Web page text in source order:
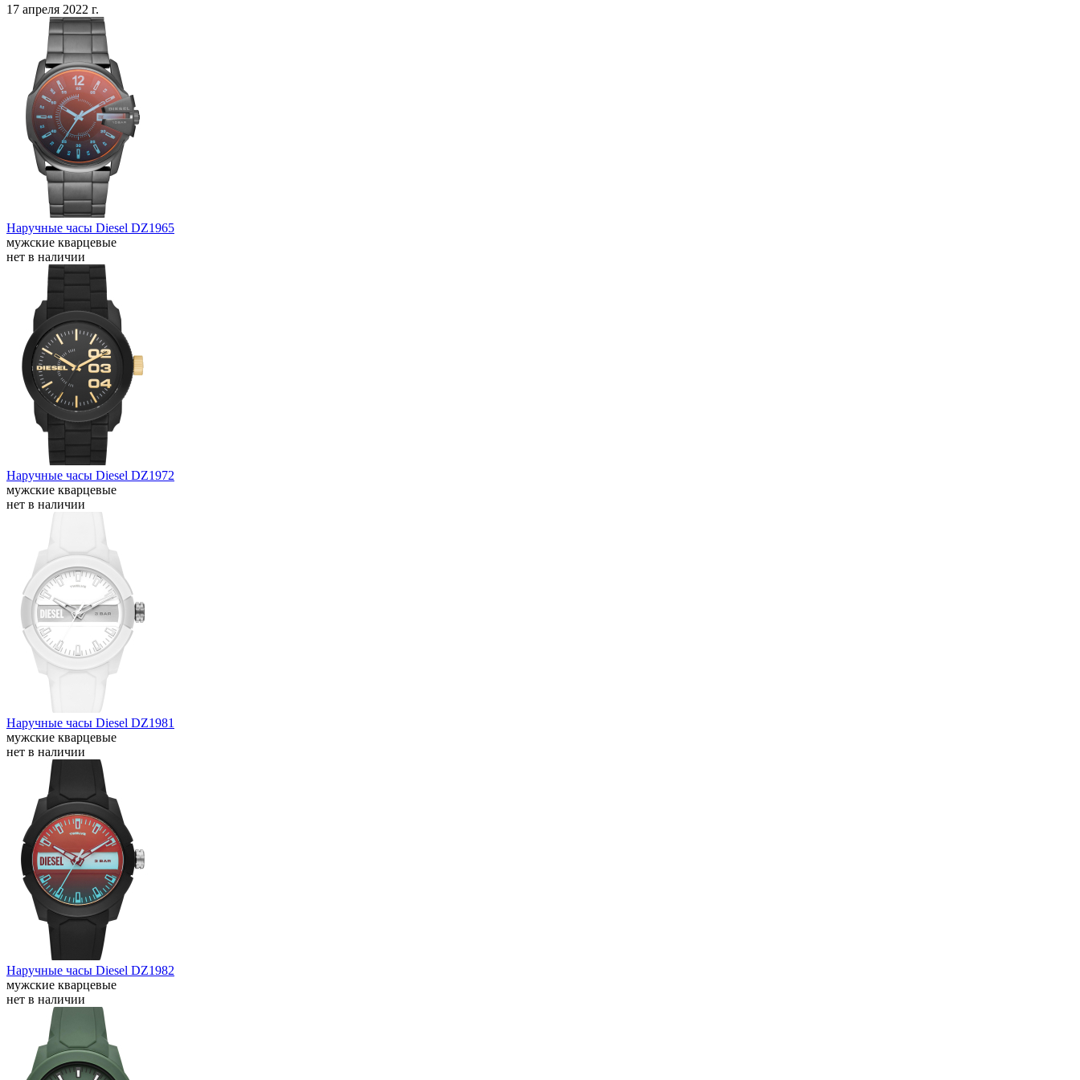
17 апреля 2022 г.
Наручные часы Diesel DZ1965
мужские кварцевые
нет в наличии
Наручные часы Diesel DZ1972
мужские кварцевые
нет в наличии
Наручные часы Diesel DZ1981
мужские кварцевые
нет в наличии
Наручные часы Diesel DZ1982
мужские кварцевые
нет в наличии